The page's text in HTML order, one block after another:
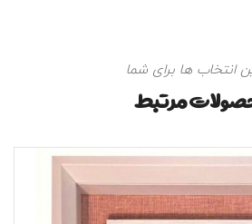
انتخاب ها برای شما
مرتبط